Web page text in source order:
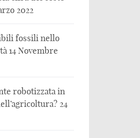
2022
fossili nello
14 Novembre
robotizzata in
24